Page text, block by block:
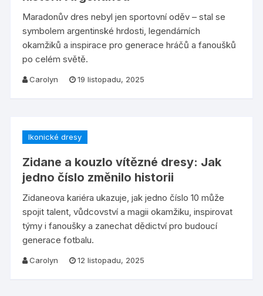
Maradonův dres nebyl jen sportovní oděv – stal se
symbolem argentinské hrdosti, legendárních
okamžiků a inspirace pro generace hráčů a fanoušků
po celém světě.
Carolyn 19 listopadu, 2025
Ikonické dresy
Zidane a kouzlo vítězné dresy: Jak
jedno číslo změnilo historii
Zidaneova kariéra ukazuje, jak jedno číslo 10 může
spojit talent, vůdcovství a magii okamžiku, inspirovat
týmy i fanoušky a zanechat dědictví pro budoucí
generace fotbalu.
Carolyn 12 listopadu, 2025